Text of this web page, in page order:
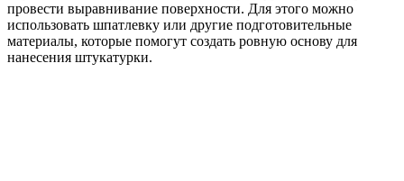
провести выравнивание поверхности. Для этого можно
использовать шпатлевку или другие подготовительные
материалы, которые помогут создать ровную основу для
нанесения штукатурки.